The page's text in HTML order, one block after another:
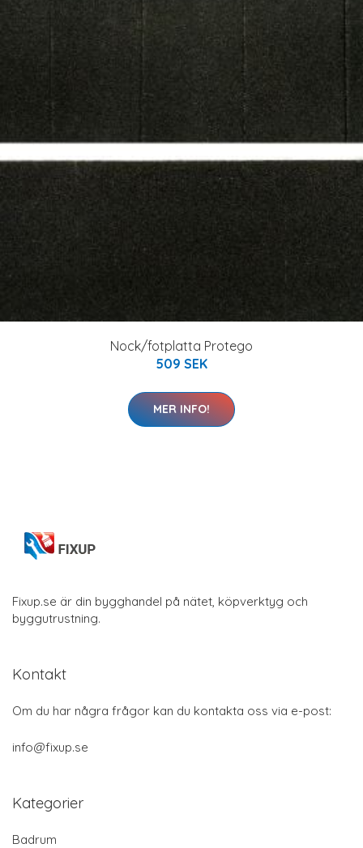
Nock/fotplatta Protego
509 SEK
MER INFO!
Fixup.se är din bygghandel på nätet, köpverktyg och
byggutrustning.
Kontakt
Om du har några frågor kan du kontakta oss via e-post:
info@fixup.se
Kategorier
Badrum